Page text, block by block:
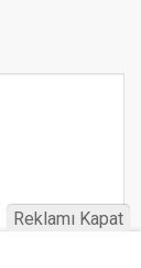
Reklamı Kapat